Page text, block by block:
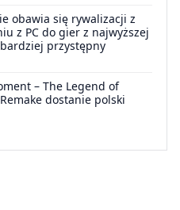
obawia się rywalizacji z
z PC do gier z najwyższej
przystępny
– The Legend of
dostanie polski